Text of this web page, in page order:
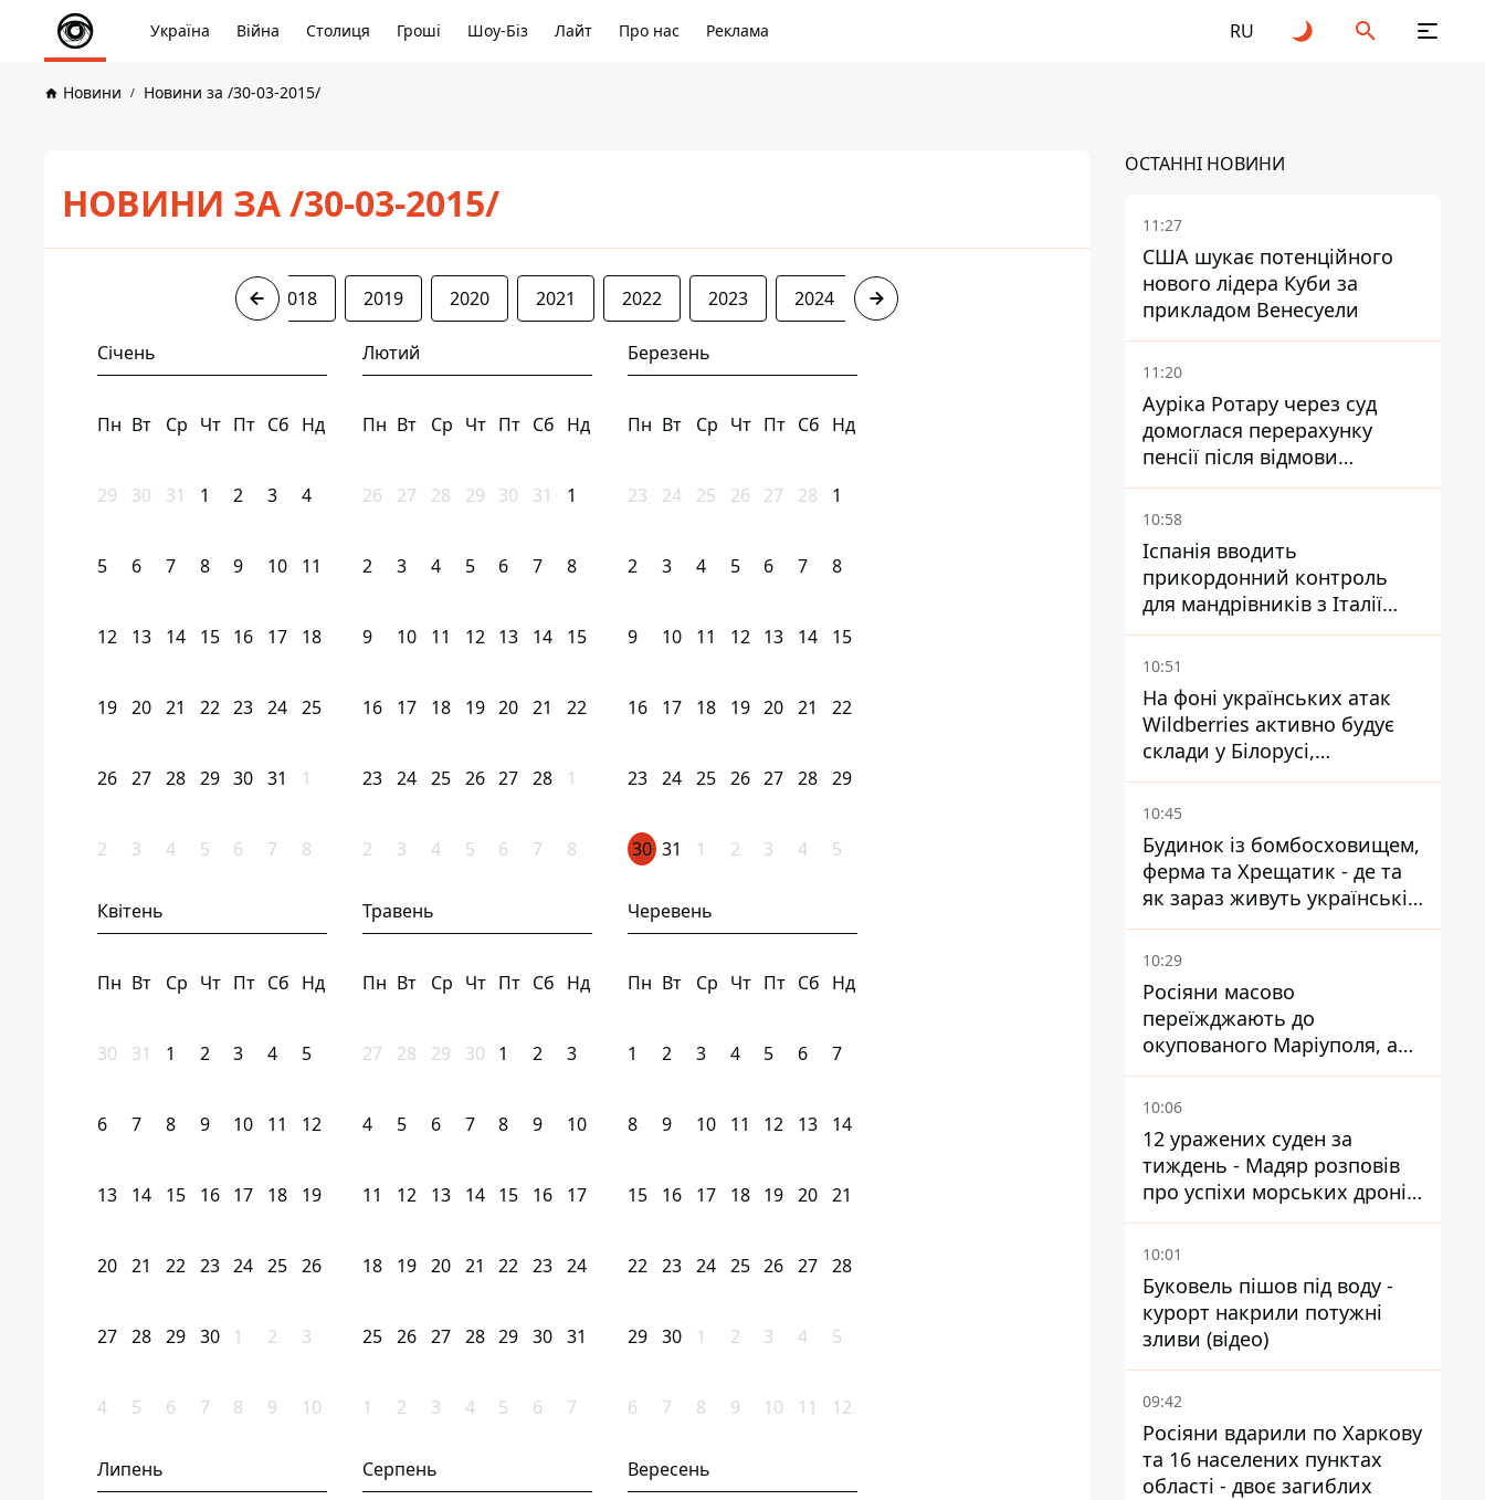
Україна Війна Столиця Гроші Шоу-Біз Лайт Про нас Реклама RU
Новини Новини за /30-03-2015/
НОВИНИ ЗА /30-03-2015/
2018 2019 2020 2021 2022 2023 2024 2025
Січень
Пн Вт Ср Чт Пт Сб Нд
29 30 31 1 2 3 4
5 6 7 8 9 10 11
12 13 14 15 16 17 18
19 20 21 22 23 24 25
26 27 28 29 30 31 1
2 3 4 5 6 7 8
Лютий
Пн Вт Ср Чт Пт Сб Нд
26 27 28 29 30 31 1
2 3 4 5 6 7 8
9 10 11 12 13 14 15
16 17 18 19 20 21 22
23 24 25 26 27 28 1
2 3 4 5 6 7 8
Березень
Пн Вт Ср Чт Пт Сб Нд
23 24 25 26 27 28 1
2 3 4 5 6 7 8
9 10 11 12 13 14 15
16 17 18 19 20 21 22
23 24 25 26 27 28 29
30 31 1 2 3 4 5
Квітень
Пн Вт Ср Чт Пт Сб Нд
30 31 1 2 3 4 5
6 7 8 9 10 11 12
13 14 15 16 17 18 19
20 21 22 23 24 25 26
27 28 29 30 1 2 3
4 5 6 7 8 9 10
Травень
Пн Вт Ср Чт Пт Сб Нд
27 28 29 30 1 2 3
4 5 6 7 8 9 10
11 12 13 14 15 16 17
18 19 20 21 22 23 24
25 26 27 28 29 30 31
1 2 3 4 5 6 7
Черевень
Пн Вт Ср Чт Пт Сб Нд
1 2 3 4 5 6 7
8 9 10 11 12 13 14
15 16 17 18 19 20 21
22 23 24 25 26 27 28
29 30 1 2 3 4 5
6 7 8 9 10 11 12
Липень Серпень Вересень
ОСТАННІ НОВИНИ
11:27
США шукає потенційного
нового лідера Куби за
прикладом Венесуели
11:20
Ауріка Ротару через суд
домоглася перерахунку
пенсії після відмови
Пенсійного фонду
10:58
Іспанія вводить
прикордонний контроль
для мандрівників з Італії
через міграційний конфлікт
10:51
На фоні українських атак
Wildberries активно будує
склади у Білорусі,
Казахстані, Узбекистані
10:45
Будинок із бомбосховищем,
ферма та Хрещатик - де та
як зараз живуть українські
знаменитості
10:29
Росіяни масово
переїжджають до
окупованого Маріуполя, а
місцевих залишають без
житла
10:06
12 уражених суден за
тиждень - Мадяр розповів
про успіхи морських дронів
у Чорному та Азовському
морях
10:01
Буковель пішов під воду -
курорт накрили потужні
зливи (відео)
09:42
Росіяни вдарили по Харкову
та 16 населених пунктах
області - двоє загиблих